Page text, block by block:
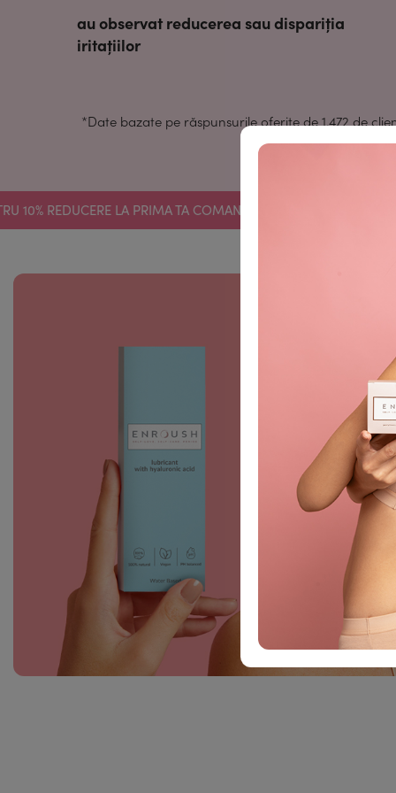
au observat reducerea sau dispariția
iritațiilor
*Date bazate pe răspunsurile oferite de 1.472 de
REDUCERE LA PRIMA TA COMANDĂ. CREEAZĂ-ȚI UN